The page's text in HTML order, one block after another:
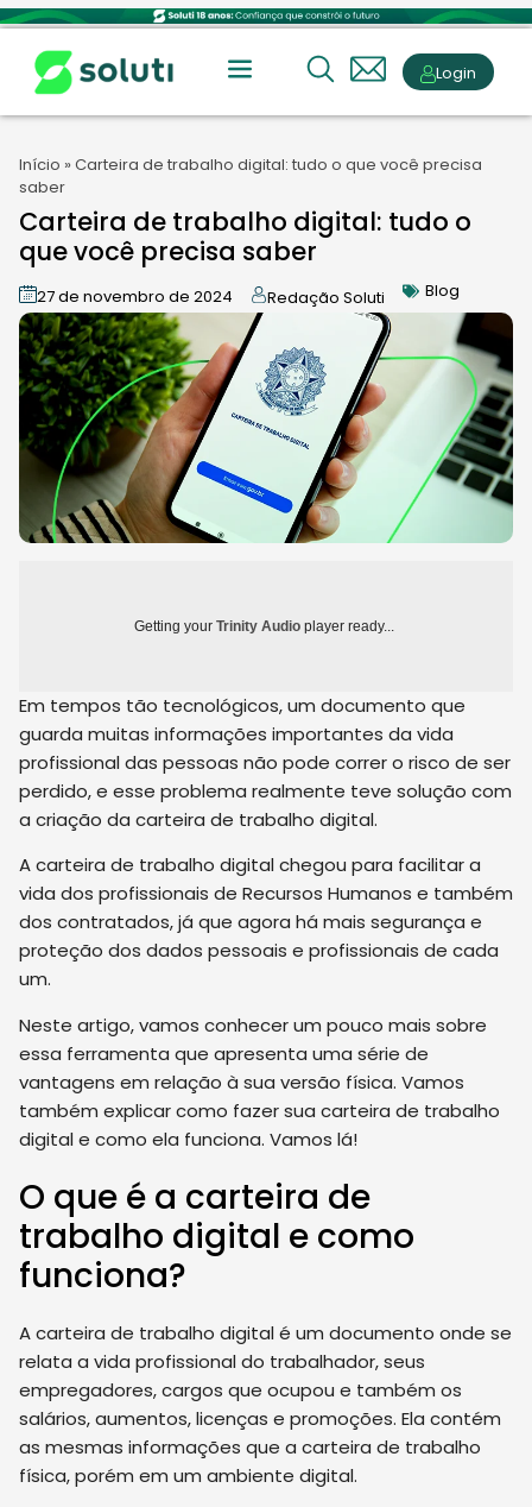
Login
Início » Carteira de trabalho digital: tudo o que você precisa
saber
Carteira de trabalho digital: tudo o
que você precisa saber
27 de novembro de 2024 Redação Soluti Blog
Getting your Trinity Audio player ready...
Em tempos tão tecnológicos, um documento que
guarda muitas informações importantes da vida
profissional das pessoas não pode correr o risco de ser
perdido, e esse problema realmente teve solução com
a criação da carteira de trabalho digital.
A carteira de trabalho digital chegou para facilitar a
vida dos profissionais de Recursos Humanos e também
dos contratados, já que agora há mais segurança e
proteção dos dados pessoais e profissionais de cada
um.
Neste artigo, vamos conhecer um pouco mais sobre
essa ferramenta que apresenta uma série de
vantagens em relação à sua versão física. Vamos
também explicar como fazer sua carteira de trabalho
digital e como ela funciona. Vamos lá!
O que é a carteira de
trabalho digital e como
funciona?
A carteira de trabalho digital é um documento onde se
relata a vida profissional do trabalhador, seus
empregadores, cargos que ocupou e também os
salários, aumentos, licenças e promoções. Ela contém
as mesmas informações que a carteira de trabalho
física, porém em um ambiente digital.